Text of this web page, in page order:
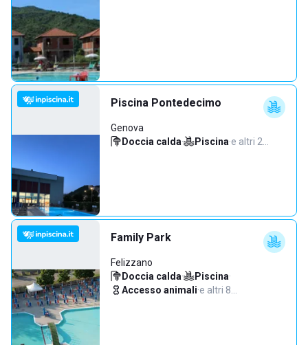
Piscina Pontedecimo
Genova
Doccia calda· Piscina·e altri 2…
Family Park
Felizzano
Doccia calda· Piscina·
Accesso animali·e altri 8…